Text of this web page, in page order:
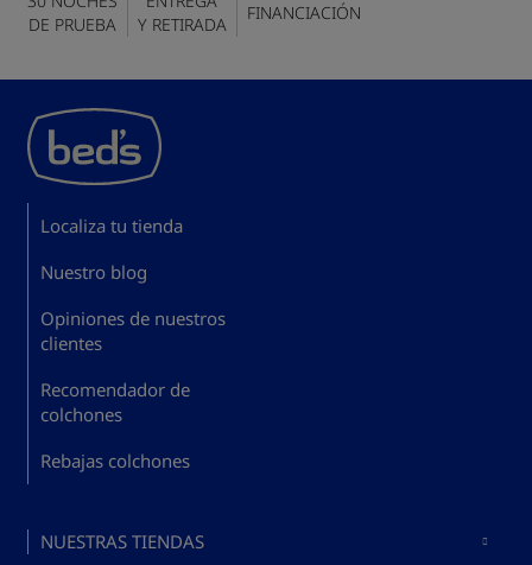
DE PRUEBA
Y RETIRADA
FINANCIACIÓN
Localiza tu tienda
Nuestro blog
Opiniones de nuestros
clientes
Recomendador de
colchones
Rebajas colchones
NUESTRAS TIENDAS